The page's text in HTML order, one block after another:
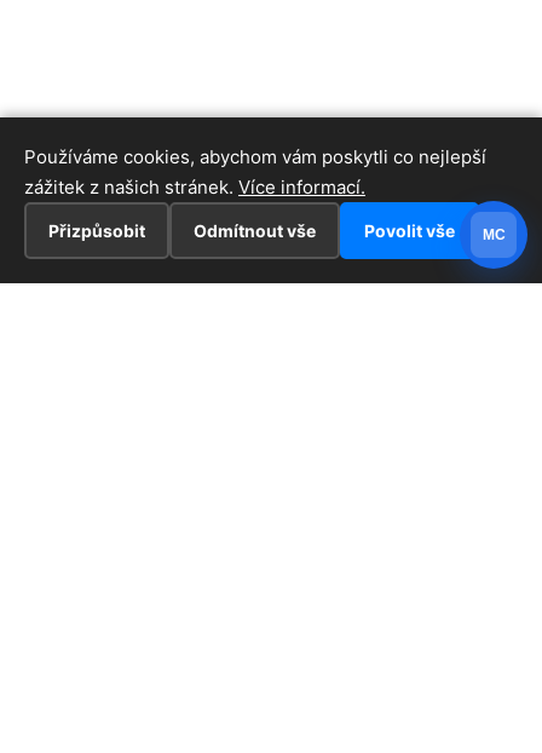
Používáme cookies, abychom vám poskytli co nejlepší
zážitek z našich stránek. Více informací.
Přizpůsobit Odmítnout vše Povolit vše MC